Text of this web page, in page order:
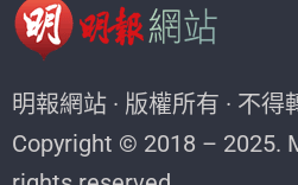
明報網站 · 版權所有 · 不得
Copyright © 2018 – 2025.